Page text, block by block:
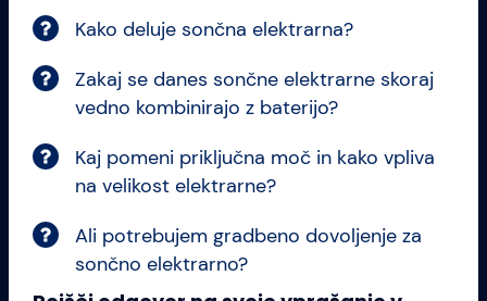
Kako deluje sončna elektrarna?
Zakaj se danes sončne elektrarne skoraj
vedno kombinirajo z baterijo?
Kaj pomeni priključna moč in kako vpliva
na velikost elektrarne?
Ali potrebujem gradbeno dovoljenje za
sončno elektrarno?